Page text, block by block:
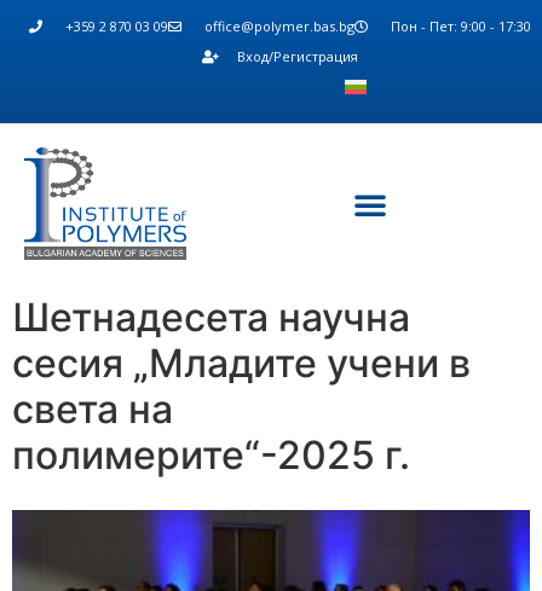
+359 2 870 03 09 office@polymer.bas.bg
Пон - Пет: 9:00 - 17:30
Вход/Регистрация
Шетнадесета научна
сесия „Младите учени в
света на
полимерите“-2025 г.